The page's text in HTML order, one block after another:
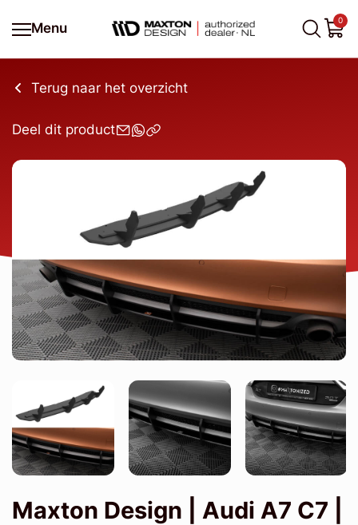
Menu
0
Terug naar het overzicht
Deel dit product
Maxton Design | Audi A7 C7 |